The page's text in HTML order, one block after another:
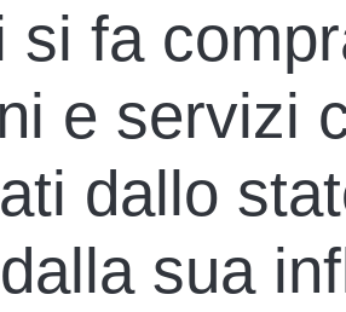
si fa
e servizi
dallo
sua